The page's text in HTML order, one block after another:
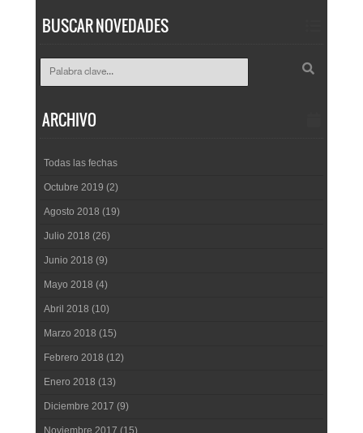
BUSCAR NOVEDADES
ARCHIVO
Todas las fechas
Octubre 2019 (2)
Agosto 2018 (19)
Julio 2018 (26)
Junio 2018 (9)
Mayo 2018 (4)
Abril 2018 (10)
Marzo 2018 (15)
Febrero 2018 (12)
Enero 2018 (13)
Diciembre 2017 (9)
Noviembre 2017 (15)